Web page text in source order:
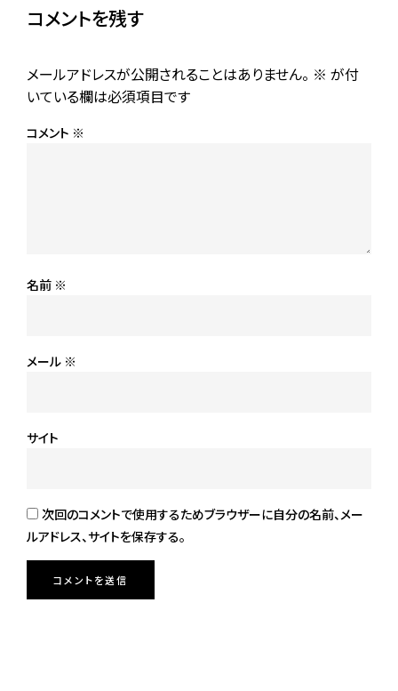
コメントを残す
メールアドレスが公開されることはありません。 ※ が付
いている欄は必須項目です
コメント ※
名前 ※
メール ※
サイト
次回のコメントで使用するためブラウザーに自分の名前、メー
ルアドレス、サイトを保存する。